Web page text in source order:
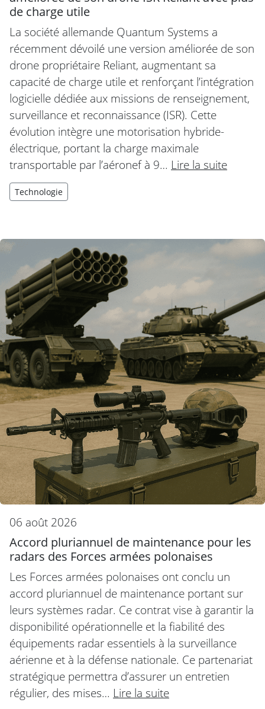
de charge utile
La société allemande Quantum Systems a
récemment dévoilé une version améliorée de son
drone propriétaire Reliant, augmentant sa
capacité de charge utile et renforçant l’intégration
logicielle dédiée aux missions de renseignement,
surveillance et reconnaissance (ISR). Cette
évolution intègre une motorisation hybride-
électrique, portant la charge maximale
transportable par l’aéronef à 9… Lire la suite
Technologie
06 août 2026
Accord pluriannuel de maintenance pour les
radars des Forces armées polonaises
Les Forces armées polonaises ont conclu un
accord pluriannuel de maintenance portant sur
leurs systèmes radar. Ce contrat vise à garantir la
disponibilité opérationnelle et la fiabilité des
équipements radar essentiels à la surveillance
aérienne et à la défense nationale. Ce partenariat
stratégique permettra d’assurer un entretien
régulier, des mises… Lire la suite